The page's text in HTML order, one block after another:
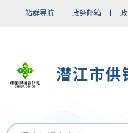
站群导航 政务邮箱
潜江市供